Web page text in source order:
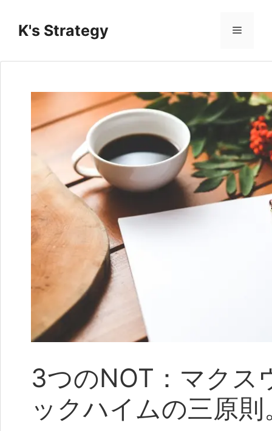
K's Strategy メ
ュ
ー
3つのNOT：マクス
ックハイムの三原則